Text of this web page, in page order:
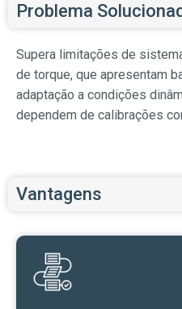
Problema
Supera limitações de
de torque, que apresentam
adaptação a condições
dependem de calibrações
Vantagens